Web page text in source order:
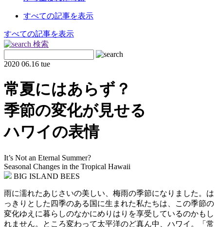
すべての記事を表示
すべての記事を表示
検索
2020 06.16 tue
常夏にはあらず？
季節の変化が見せる
ハワイの表情
It’s Not an Eternal Summer?
Seasonal Changes in the Tropical Hawaii
BIG ISLAND BEES
雨に濡れたあじさいの美しい、梅雨の季節になりました。は
っきりとした四季のある国に生まれた私たちは、この季節の
変化ゆえに暮らしのなかにめりはりを享受しているのかもし
れません。ところ変わって太平洋のど真ん中、ハワイ。「常